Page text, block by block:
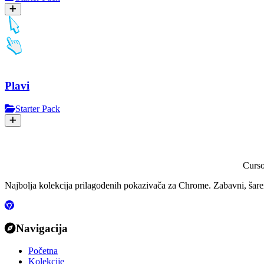
Plavi
Starter Pack
Najbolja kolekcija prilagođenih pokazivača za Chrome. Zabavni,
Navigacija
Početna
Kolekcije